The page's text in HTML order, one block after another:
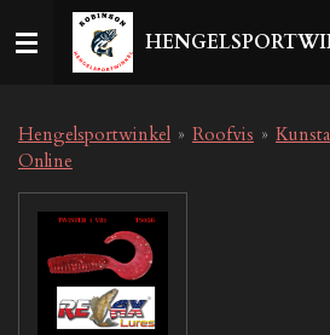
direct
hoofdinhoud
Hengelsportwinkel
Online
» Roofvis »